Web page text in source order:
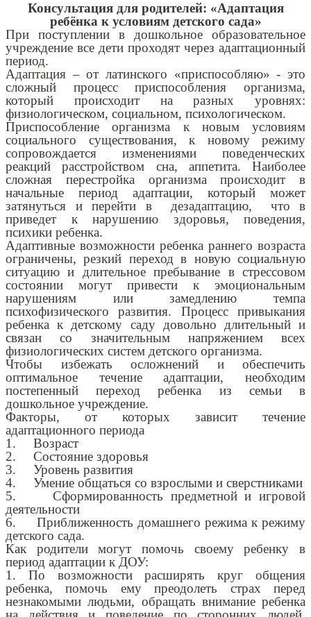
Консультация для родителей: «Адаптация
ребёнка к условиям детского сада»
При поступлении в дошкольное образовательное
учреждение все дети проходят через адаптационный
период.
Адаптация – от латинского «приспособляю» - это
сложный процесс приспособления организма,
который происходит на разных уровнях:
физиологическом, социальном, психологическом.
Приспособление организма к новым условиям
социального существования, к новому режиму
сопровождается изменениями поведенческих
реакций расстройством сна, аппетита. Наиболее
сложная перестройка организма происходит в
начальные период адаптации, который может
затянуться и перейти в дезадаптацию, что в
приведет к нарушению здоровья, поведения,
психики ребенка.
Адаптивные возможности ребенка раннего возраста
ограничены, резкий переход в новую социальную
ситуацию и длительное пребывание в стрессовом
состоянии могут привести к эмоциональным
нарушениям или замедлению темпа
психофизического развития. Процесс привыкания
ребенка к детскому саду довольно длительный и
связан со значительным напряжением всех
физиологических систем детского организма.
Чтобы избежать осложнений и обеспечить
оптимальное течение адаптации, необходим
постепенный переход ребенка из семьи в
дошкольное учреждение.
Факторы, от которых зависит течение
адаптационного периода
1. Возраст
2. Состояние здоровья
3. Уровень развития
4. Умение общаться со взрослыми и сверстниками
5. Сформированность предметной и игровой
деятельности
6. Приближенность домашнего режима к режиму
детского сада.
Как родители могут помочь своему ребенку в
период адаптации к ДОУ:
1. По возможности расширять круг общения
ребенка, помочь ему преодолеть страх перед
незнакомыми людьми, обращать внимание ребенка